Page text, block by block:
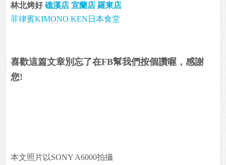
林北烤好礁溪店 宜蘭店 羅東店
菲律賓KIMONO KEN日本食堂
喜歡這篇文章別忘了在FB幫我們按個讚喔，感謝
您!
本文照片以SONY A6000拍攝